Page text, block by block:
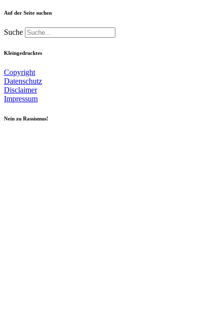
Auf der Seite suchen
Suche
Kleingedrucktes
Copyright
Datenschutz
Disclaimer
Impressum
Nein zu Rassismus!